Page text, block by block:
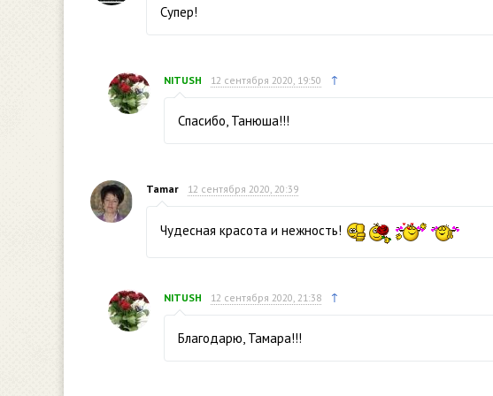
Супер!
NITUSH 12 сентября 2020, 19:50 ↑
Спасибо, Танюша!!!
Tamar 12 сентября 2020, 20:39
Чудесная красота и нежность!
NITUSH 12 сентября 2020, 21:38 ↑
Благодарю, Тамара!!!